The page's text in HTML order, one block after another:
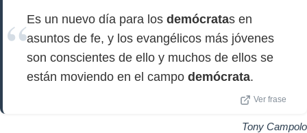
Es un nuevo día para los demócratas en
asuntos de fe, y los evangélicos más jóvenes
son conscientes de ello y muchos de ellos se
están moviendo en el campo demócrata.
Ver frase
Tony Campolo